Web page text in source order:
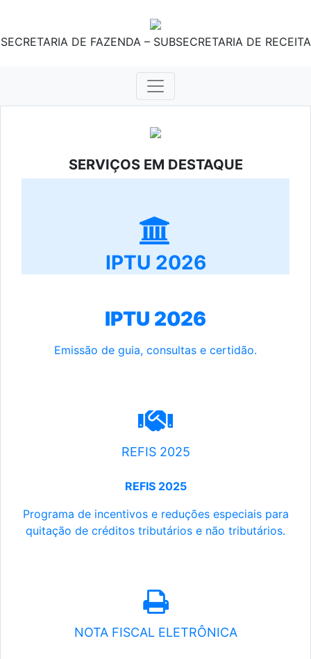
SECRETARIA DE FAZENDA – SUBSECRETARIA DE RECEITA
SERVIÇOS EM DESTAQUE
IPTU 2026
IPTU 2026
Emissão de guia, consultas e certidão.
REFIS 2025
REFIS 2025
Programa de incentivos e reduções especiais para
quitação de créditos tributários e não tributários.
NOTA FISCAL ELETRÔNICA